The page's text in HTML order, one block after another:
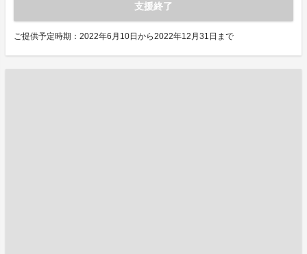
支援終了
ご提供予定時期：2022年6月10日から2022年12月31日まで